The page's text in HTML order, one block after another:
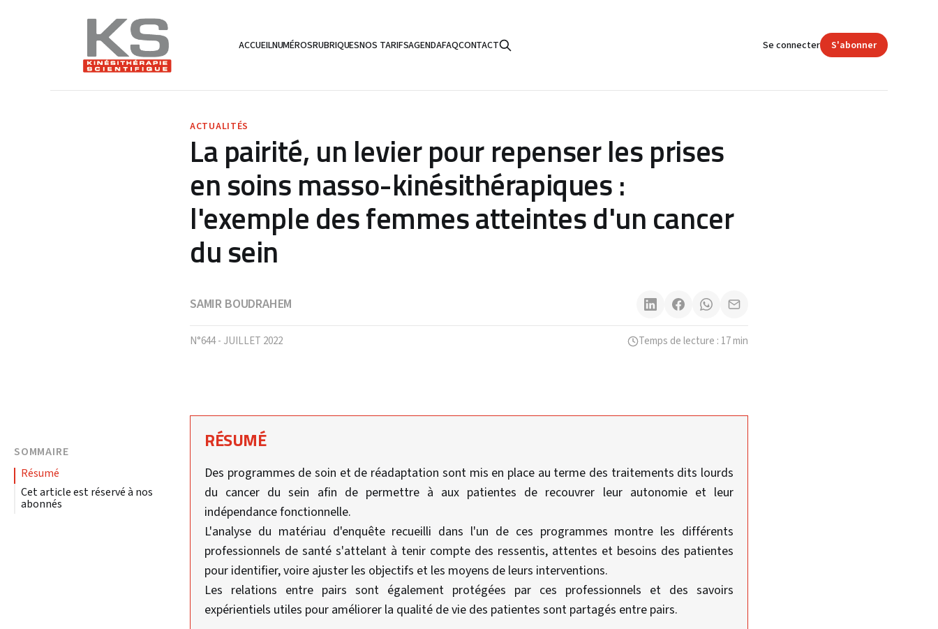
ACCUEILNUMÉROSRUBRIQUESNOS TARIFSAGENDAFAQCONTACT Se connecter S'abonner
ACTUALITÉS
La pairité, un levier pour repenser les prises
en soins masso-kinésithérapiques :
l'exemple des femmes atteintes d'un cancer
du sein
SAMIR BOUDRAHEM
N°644 - JUILLET 2022 Temps de lecture : 17 min
SOMMAIRE
résumé
Cet article est réservé à nos
abonnés
RÉSUMÉ
Des programmes de soin et de réadaptation sont mis en place au terme des traitements dits lourds
du cancer du sein afin de permettre à aux patientes de recouvrer leur autonomie et leur
indépendance fonctionnelle.
L'analyse du matériau d'enquête recueilli dans l'un de ces programmes montre les différents
professionnels de santé s'attelant à tenir compte des ressentis, attentes et besoins des patientes
pour identifier, voire ajuster les objectifs et les moyens de leurs interventions.
Les relations entre pairs sont également protégées par ces professionnels et des savoirs
expérientiels utiles pour améliorer la qualité de vie des patientes sont partagés entre pairs.